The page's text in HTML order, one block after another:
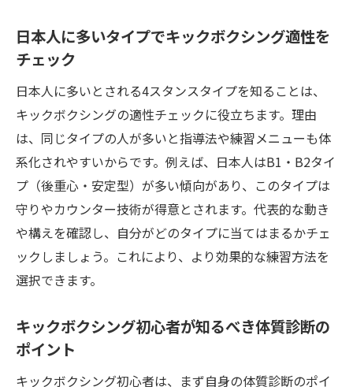
意点
体質から考えるキックボクシングの選び方
体質別キックボクシングタイプの選び方と
は
4スタンス理論診断で自分の体質を知るメリ
ット
向いてるスポーツを体質から見極める方法
日本人に多いタイプでキックボクシングを
選ぶポイント
キックボクシングの動きが体質と相性の良
い理由
シング練習法
日本人に多いタイプでキックボクシング適性を
チェック
日本人に多いとされる4スタンスタイプを知ることは、
キックボクシングの適性チェックに役立ちます。理由
は、同じタイプの人が多いと指導法や練習メニューも体
系化されやすいからです。例えば、日本人はB1・B2タイ
プ（後重心・安定型）が多い傾向があり、このタイプは
守りやカウンター技術が得意とされます。代表的な動き
や構えを確認し、自分がどのタイプに当てはまるかチェ
ックしましょう。これにより、より効果的な練習方法を
選択できます。
キックボクシング初心者が知るべき体質診断の
ポイント
キックボクシング初心者は、まず自身の体質診断のポイ